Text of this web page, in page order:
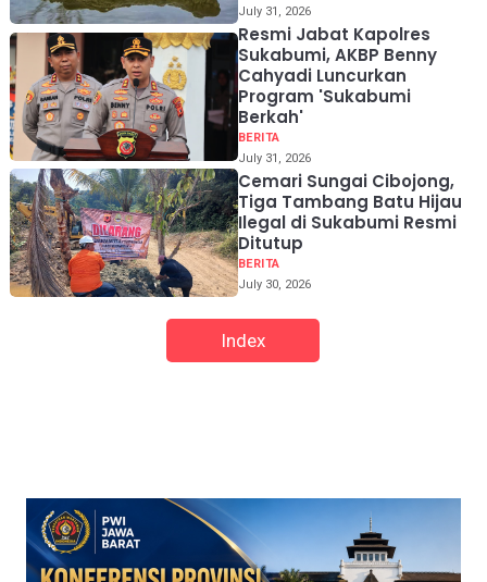
July 31, 2026
Resmi Jabat Kapolres
Sukabumi, AKBP Benny
Cahyadi Luncurkan
Program 'Sukabumi
Berkah'
BERITA
July 31, 2026
Cemari Sungai Cibojong,
Tiga Tambang Batu Hijau
Ilegal di Sukabumi Resmi
Ditutup
BERITA
July 30, 2026
Index